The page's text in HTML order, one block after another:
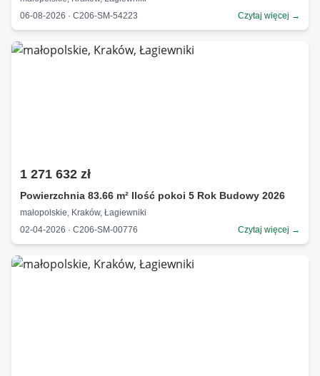
06-08-2026 · C206-SM-54223
Czytaj więcej →
1 271 632 zł
Powierzchnia 83.66 m² Ilość pokoi 5 Rok Budowy 2026
małopolskie, Kraków, Łagiewniki
02-04-2026 · C206-SM-00776
Czytaj więcej →